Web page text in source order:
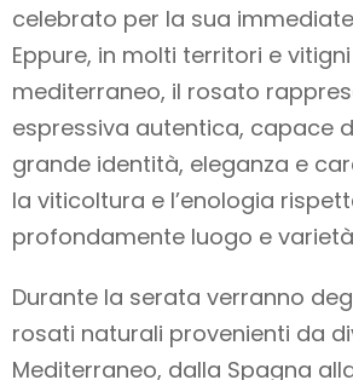
celebrato per la sua
Eppure, in molti territori e
mediterraneo, il rosato
espressiva autentica, capace
grande identità, eleganza e
la viticoltura e l’enologia
profondamente luogo e
Durante la serata verranno
rosati naturali provenienti da
Mediterraneo, dalla Spagna